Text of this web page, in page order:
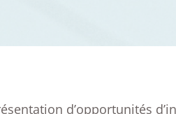
d’opportunités